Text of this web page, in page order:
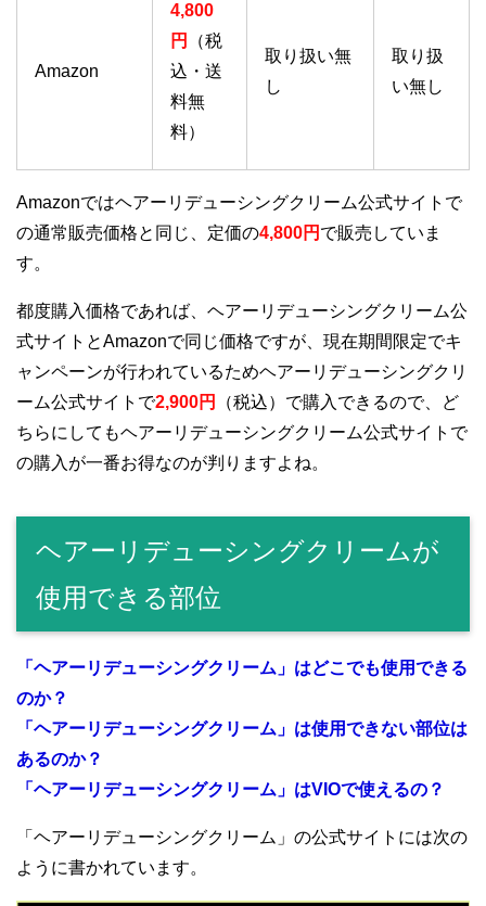
Amazon
4,800
円
（税
込・送
料無
料）
取り扱い無
し
取り扱
い無し
Amazonではヘアーリデューシングクリーム公式サイトで
の通常販売価格と同じ、定価の4,800円 で販売していま
す。
都度購入価格であれば、ヘアーリデューシングクリーム公
式サイトとAmazonで同じ価格ですが、現在期間限定でキ
ャンペーンが行われているためヘアーリデューシングクリ
ーム公式サイトで2,900円
（税込）で購入できるので、ど
ちらにしてもヘアーリデューシングクリーム公式サイトで
の購入が一番お得なのが判りますよね。
ヘアーリデューシングクリームが
使用できる部位
「ヘアーリデューシングクリーム」はどこでも使用できる
のか？
「ヘアーリデューシングクリーム」は使用できない部位は
あるのか？
「ヘアーリデューシングクリーム」はVIOで使えるの？
「ヘアーリデューシングクリーム」の公式サイトには次の
ように書かれています。